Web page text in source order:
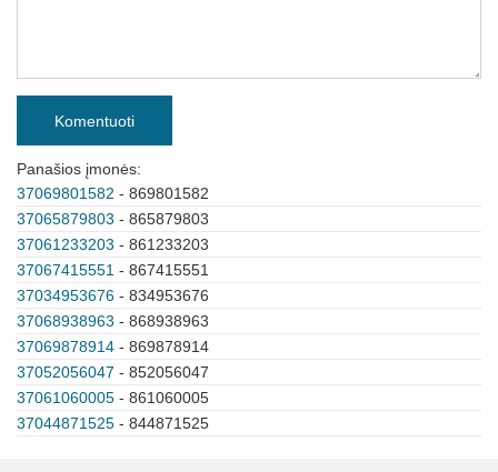
Komentuoti
Panašios įmonės:
37069801582 - 869801582
37065879803 - 865879803
37061233203 - 861233203
37067415551 - 867415551
37034953676 - 834953676
37068938963 - 868938963
37069878914 - 869878914
37052056047 - 852056047
37061060005 - 861060005
37044871525 - 844871525